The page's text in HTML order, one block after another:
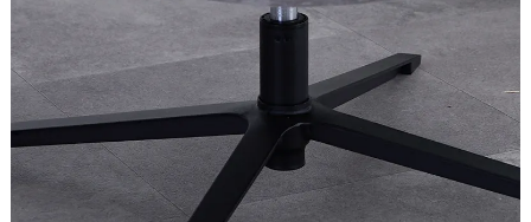
お買い物を続ける カートへ進む